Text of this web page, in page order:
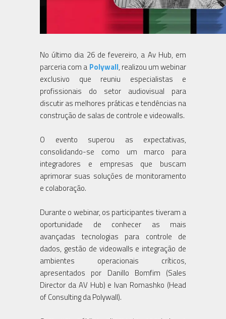
No último dia 26 de fevereiro, a Av Hub, em
parceria com a Polywall, realizou um webinar
exclusivo que reuniu especialistas e
profissionais do setor audiovisual para
discutir as melhores práticas e tendências na
construção de salas de controle e videowalls.
O evento superou as expectativas,
consolidando-se como um marco para
integradores e empresas que buscam
aprimorar suas soluções de monitoramento
e colaboração.
Durante o webinar, os participantes tiveram a
oportunidade de conhecer as mais
avançadas tecnologias para controle de
dados, gestão de videowalls e integração de
ambientes operacionais críticos,
apresentados por Danillo Bomfim (Sales
Director da AV Hub) e Ivan Romashko (Head
of Consulting da Polywall).